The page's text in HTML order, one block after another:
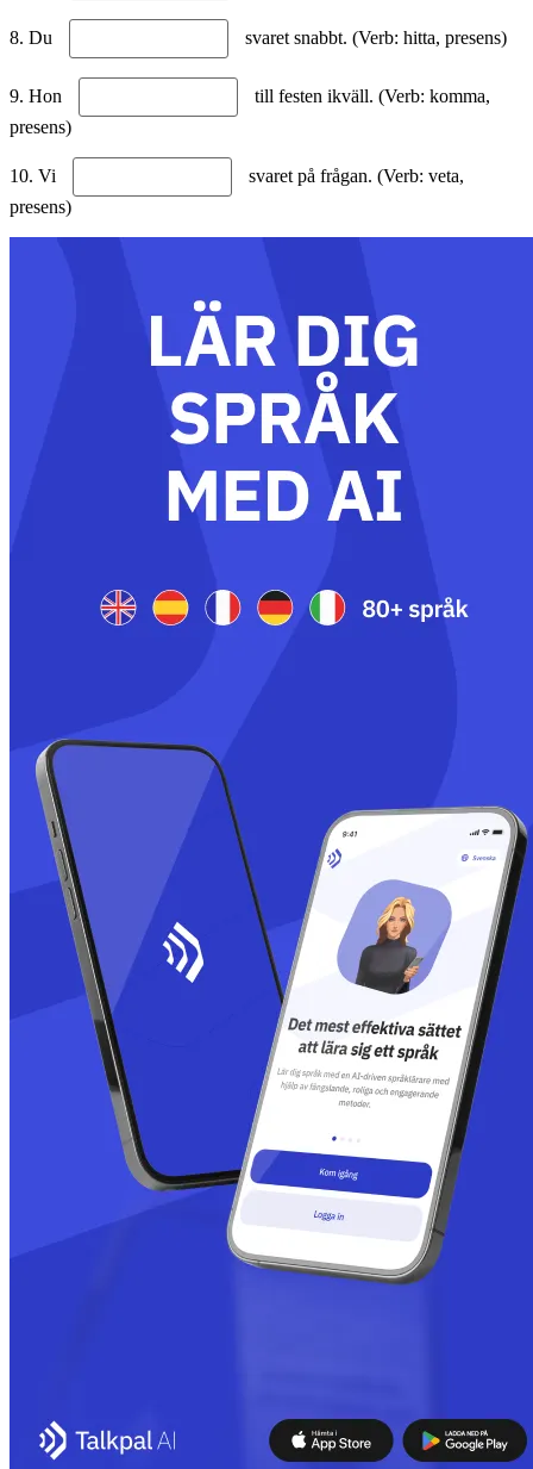
8. Du svaret snabbt. (Verb: hitta, presens)
9. Hon
till festen ikväll. (Verb: komma,
presens)
10. Vi
svaret på frågan. (Verb: veta,
presens)